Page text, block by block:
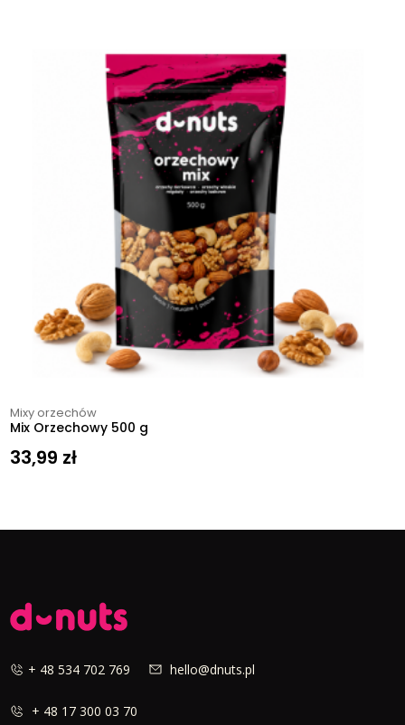
Mixy orzechów
Mix Orzechowy 500 g
33,99 zł
+ 48 534 702 769 hello@dnuts.pl
+ 48 17 300 03 70